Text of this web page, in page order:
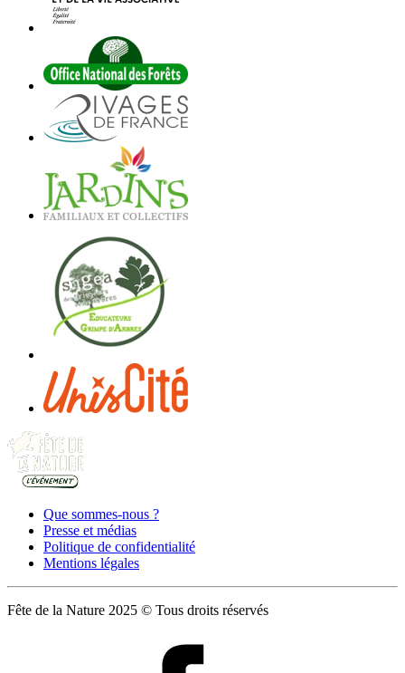
Que sommes-nous ?
Presse et médias
Politique de confidentialité
Mentions légales
Fête de la Nature 2025 © Tous droits réservés